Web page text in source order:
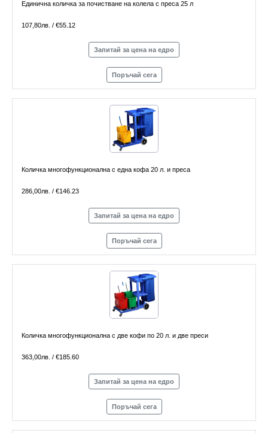
Единична количка за почистване на колела с преса 25 л
107,80лв. / €55.12
Запитай за цена на едро
Поръчай сега
Количка многофункционална с една кофа 20 л. и преса
286,00лв. / €146.23
Запитай за цена на едро
Поръчай сега
Количка многофункционална с две кофи по 20 л. и две преси
363,00лв. / €185.60
Запитай за цена на едро
Поръчай сега